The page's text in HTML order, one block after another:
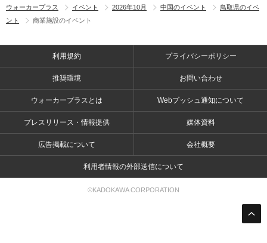
ウォーカープラス イベント 2026年10月 中国のイベント
鳥取県のイベ
ント
商業施設のイベント
利用規約 プライバシーポリシー
推奨環境 お問い合わせ
ウォーカープラスとは Webプッシュ通知について
プレスリリース・情報提供 媒体資料
広告掲載について 会社概要
利用者情報の外部送信について
©KADOKAWA CORPORATION